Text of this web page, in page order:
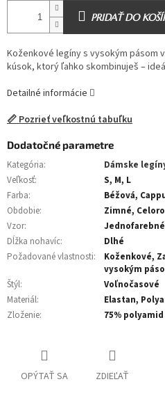
PRIDAŤ DO
Koženkové legíny s vysokým pásom
kúsok, ktorý ľahko skombinuješ –
Detailné informácie
📏 Pozrieť veľkostnú tabuľku
Dodatočné parametre
Kategória:
Dámske
Veľkosť:
S, M, L
Farba:
Béžová,
Obdobie:
Zimné,
Vzor:
Jednofarebné
Dĺžka nohavíc:
Dlhé
Požadované vlastnosti:
Koženkové,
vysokým
Štýl:
Voľnočasové
Materiál:
Elastan,
Zloženie: 75%
OPÝTAŤ SA ZDIEĽAŤ